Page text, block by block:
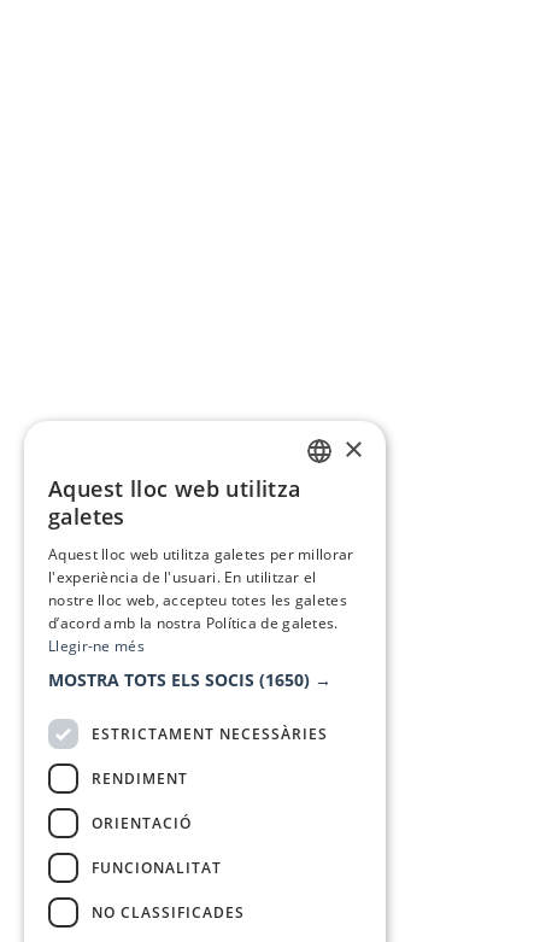
×
Aquest lloc web utilitza
galetes
Aquest lloc web utilitza galetes per millorar
l'experiència de l'usuari. En utilitzar el
nostre lloc web, accepteu totes les galetes
d’acord amb la nostra Política de galetes.
Llegir-ne més
MOSTRA TOTS ELS SOCIS (1650) →
ESTRICTAMENT NECESSÀRIES
RENDIMENT
ORIENTACIÓ
FUNCIONALITAT
NO CLASSIFICADES